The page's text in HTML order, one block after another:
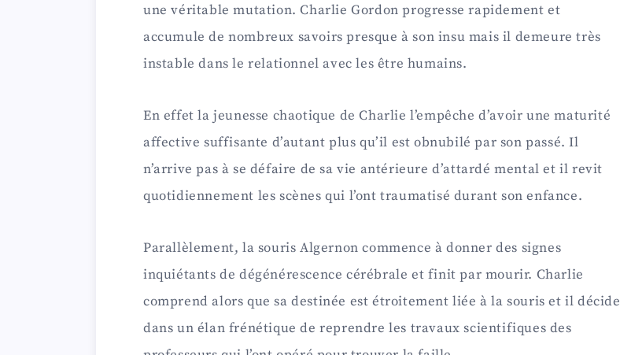
une véritable mutation. Charlie Gordon progresse rapidement et
accumule de nombreux savoirs presque à son insu mais il demeure très
instable dans le relationnel avec les être humains.
En effet la jeunesse chaotique de Charlie l’empêche d’avoir une maturité
affective suffisante d’autant plus qu’il est obnubilé par son passé. Il
n’arrive pas à se défaire de sa vie antérieure d’attardé mental et il revit
quotidiennement les scènes qui l’ont traumatisé durant son enfance.
Parallèlement, la souris Algernon commence à donner des signes
inquiétants de dégénérescence cérébrale et finit par mourir. Charlie
comprend alors que sa destinée est étroitement liée à la souris et il décide
dans un élan frénétique de reprendre les travaux scientifiques des